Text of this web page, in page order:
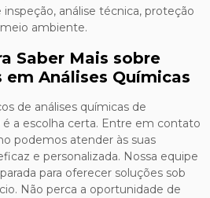
análise técnica, proteção
ambiente.
Saber Mais sobre
em Análises Químicas
de análises químicas de
é a escolha certa. Entre em contato
podemos atender às suas
e personalizada. Nossa equipe
para oferecer soluções sob
Não perca a oportunidade de